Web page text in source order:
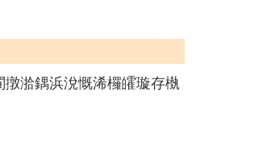
湁鍝浜涗慨浠欏皬璇存槸